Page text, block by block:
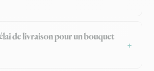
de livraison pour un bouquet